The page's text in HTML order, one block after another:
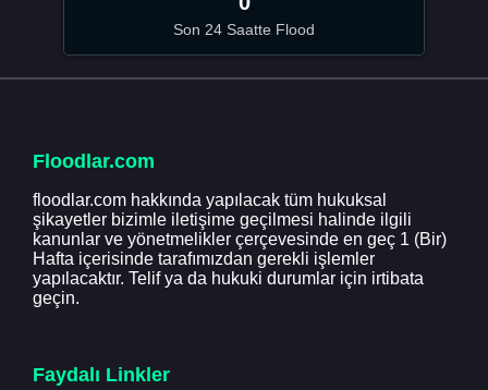
Son 24 Saatte Flood
Floodlar.com
floodlar.com hakkında yapılacak tüm hukuksal
şikayetler bizimle iletişime geçilmesi halinde ilgili
kanunlar ve yönetmelikler çerçevesinde en geç 1 (Bir)
Hafta içerisinde tarafımızdan gerekli işlemler
yapılacaktır. Telif ya da hukuki durumlar için irtibata
geçin.
Faydalı Linkler